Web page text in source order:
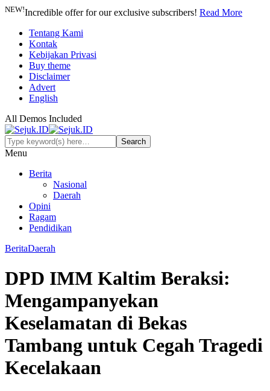
NEW!Incredible offer for our exclusive subscribers! Read More
Tentang Kami
Kontak
Kebijakan Privasi
Buy theme
Disclaimer
Advert
English
All Demos Included
Menu
Berita
Nasional
Daerah
Opini
Ragam
Pendidikan
BeritaDaerah
DPD IMM Kaltim Beraksi:
Mengampanyekan
Keselamatan di Bekas
Tambang untuk Cegah Tragedi
Kecelakaan